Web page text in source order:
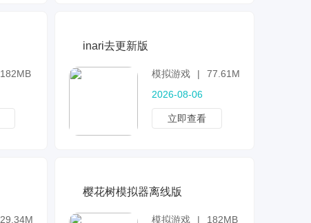
182MB
inari去更新版
模拟游戏 |
77.61MB
2026-08-06
立即查看
29.34MB
樱花树模拟器离线版
模拟游戏 | 182MB